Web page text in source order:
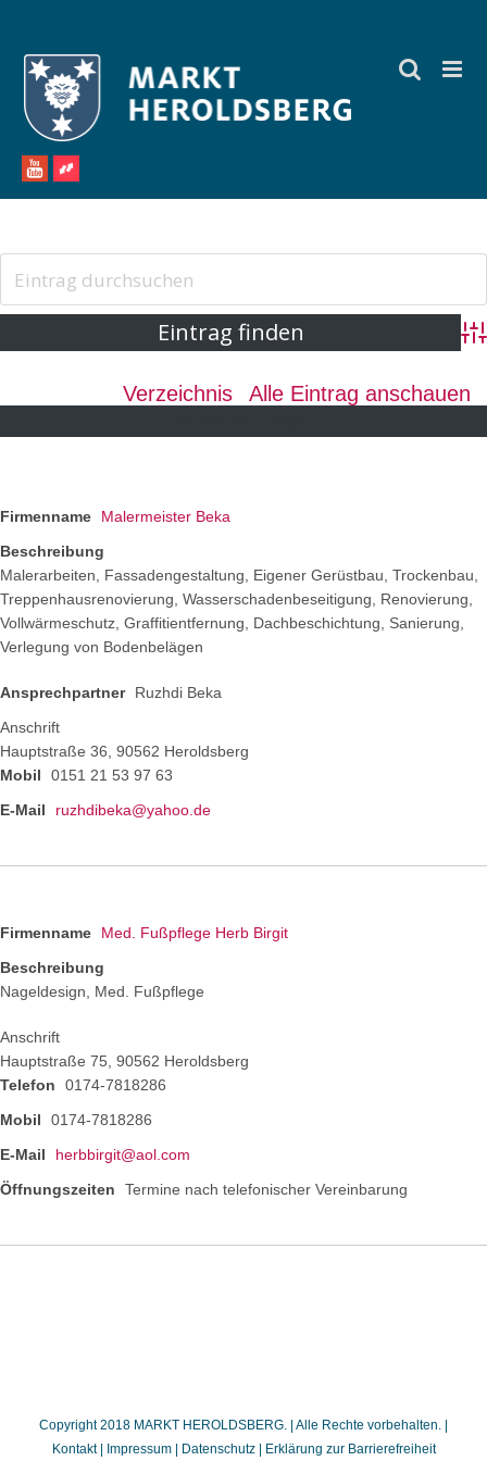
springen
Verzeichnis Alle Eintrag anschauen
Firmenname
Malermeister Beka
Beschreibung
Malerarbeiten, Fassadengestaltung, Eigener Gerüstbau, Trockenbau,
Treppenhausrenovierung, Wasserschadenbeseitigung, Renovierung,
Vollwärmeschutz, Graffitientfernung, Dachbeschichtung, Sanierung,
Verlegung von Bodenbelägen
Ansprechpartner
Ruzhdi Beka
Anschrift
Hauptstraße 36, 90562 Heroldsberg
Mobil
0151 21 53 97 63
E-Mail
ruzhdibeka@yahoo.de
Firmenname
Med. Fußpflege Herb Birgit
Beschreibung
Nageldesign, Med. Fußpflege
Anschrift
Hauptstraße 75, 90562 Heroldsberg
Telefon
0174-7818286
Mobil
0174-7818286
E-Mail
herbbirgit@aol.com
Öffnungszeiten
Termine nach telefonischer Vereinbarung
Copyright 2018 MARKT HEROLDSBERG. | Alle Rechte vorbehalten. |
Kontakt
Impressum| Datenschutz| Erklärung zur Barrierefreiheit